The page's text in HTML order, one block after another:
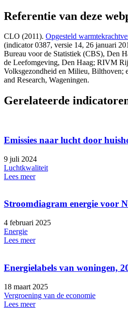
Referentie van deze
CLO (2011). Opgesteld
(indicator 0387, versie 14, 26 januari
Bureau voor de Statistiek (CBS), Den
de Leefomgeving, Den Haag; RIVM
Volksgezondheid en Milieu, Bilthoven;
and Research, Wageningen.
Gerelateerde
Emissies naar lucht door
9 juli 2024
Luchtkwaliteit
Lees meer
Stroomdiagram energie voor
4 februari 2025
Energie
Lees meer
Energielabels van woningen,
18 maart 2025
Vergroening van de economie
Lees meer